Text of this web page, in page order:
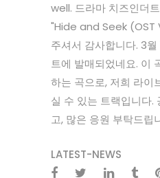
well. 드라마 치즈인더
"Hide and Seek (OST
주셔서 감사합니다. 3
트에 발매되었네요. 이
하는 곡으로, 저희 라이
실 수 있는 트랙입니다.
고, 많은 응원 부탁드립
LATEST-NEWS